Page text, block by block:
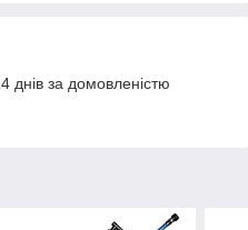
днів за домовленістю